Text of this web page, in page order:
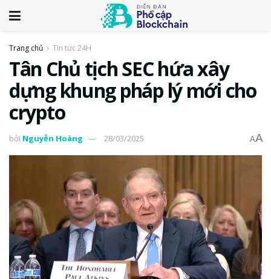
Trang chủ Tin tức 24H
Tân Chủ tịch SEC hứa xây
dựng khung pháp lý mới cho
crypto
bởi Nguyễn Hoàng 28/03/2025 AA